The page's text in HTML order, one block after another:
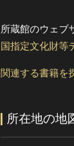
所蔵館のウェブ
国指定文化財等
関連する書籍を
所在地の地